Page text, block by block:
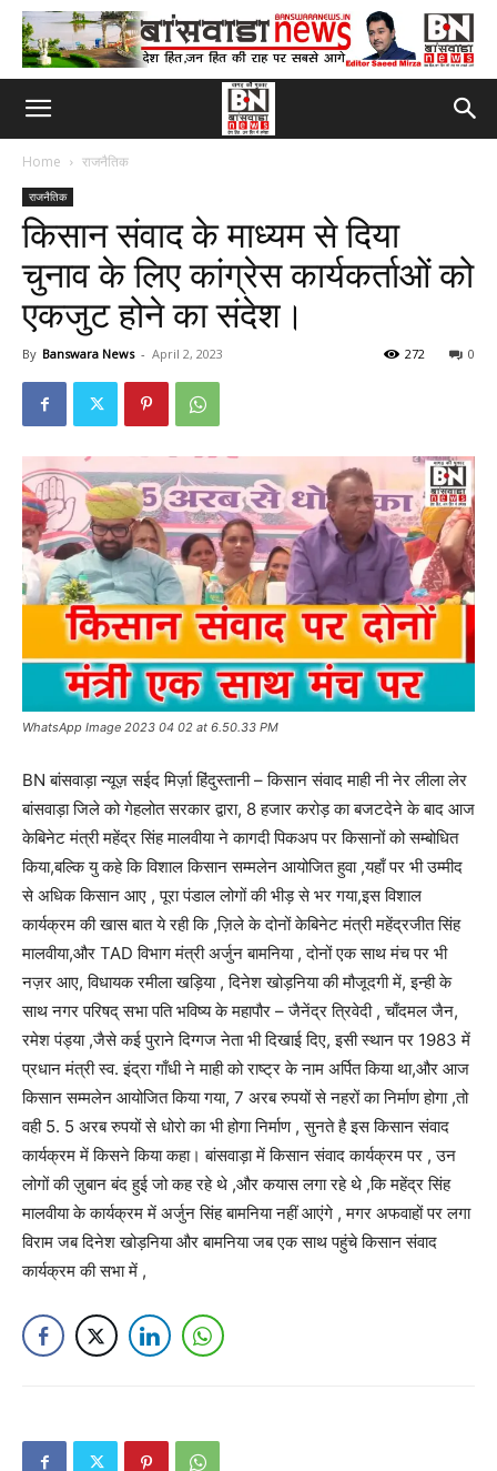
Home राजनैतिक
राजनैतिक
किसान संवाद के माध्यम से दिया
चुनाव के लिए कांग्रेस कार्यकर्ताओं को
एकजुट होने का संदेश।
By Banswara News - April 2, 2023 0
272
WhatsApp Image 2023 04 02 at 6.50.33 PM
BN बांसवाड़ा न्यूज़ सईद मिर्ज़ा हिंदुस्तानी – किसान संवाद माही नी नेर लीला लेर
बांसवाड़ा जिले को गेहलोत सरकार द्वारा, 8 हजार करोड़ का बजटदेने के बाद आज
केबिनेट मंत्री महेंद्र सिंह मालवीया ने कागदी पिकअप पर किसानों को सम्बोधित
किया,बल्कि यु कहे कि विशाल किसान सम्मलेन आयोजित हुवा ,यहाँ पर भी उम्मीद
से अधिक किसान आए , पूरा पंडाल लोगों की भीड़ से भर गया,इस विशाल
कार्यक्रम की खास बात ये रही कि ,ज़िले के दोनों केबिनेट मंत्री महेंद्रजीत सिंह
मालवीया,और TAD विभाग मंत्री अर्जुन बामनिया , दोनों एक साथ मंच पर भी
नज़र आए, विधायक रमीला खड़िया , दिनेश खोड़निया की मौजूदगी में, इन्ही के
साथ नगर परिषद् सभा पति भविष्य के महापौर – जैनेंद्र त्रिवेदी , चाँदमल जैन,
रमेश पंड्या ,जैसे कई पुराने दिग्गज नेता भी दिखाई दिए, इसी स्थान पर 1983 में
प्रधान मंत्री स्व. इंद्रा गाँधी ने माही को राष्ट्र के नाम अर्पित किया था,और आज
किसान सम्मलेन आयोजित किया गया, 7 अरब रुपयों से नहरों का निर्माण होगा ,तो
वही 5. 5 अरब रुपयों से धोरो का भी होगा निर्माण , सुनते है इस किसान संवाद
कार्यक्रम में किसने किया कहा। बांसवाड़ा में किसान संवाद कार्यक्रम पर , उन
लोगों की ज़ुबान बंद हुई जो कह रहे थे ,और कयास लगा रहे थे ,कि महेंद्र सिंह
मालवीया के कार्यक्रम में अर्जुन सिंह बामनिया नहीं आएंगे , मगर अफवाहों पर लगा
विराम जब दिनेश खोड़निया और बामनिया जब एक साथ पहुंचे किसान संवाद
कार्यक्रम की सभा में ,